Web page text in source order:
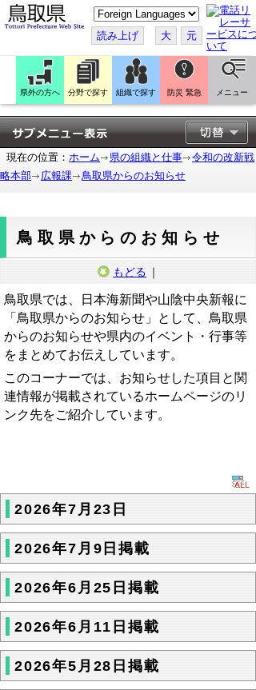
こ
の
ペ
ー
ジ
翻
訳
す
る
読み上げ 大 元
県外の方へ 分野で探す 組織で探す 防災 緊急 メニュー
現在の位置： ホーム 県の組織と仕事
令和の改新戦
略本部
広報課 鳥取県からのお知らせ
鳥取県からのお知らせ
もどる ｜
鳥取県では、日本海新聞や山陰中央新報に
「鳥取県からのお知らせ」として、鳥取県
からのお知らせや県内のイベント・行事等
をまとめてお伝えしています。
このコーナーでは、お知らせした項目と関
連情報が掲載されているホームページのリ
ンク先をご紹介しています。
2026年7月23日
2026年7月9日掲載
2026年6月25日掲載
2026年6月11日掲載
2026年5月28日掲載